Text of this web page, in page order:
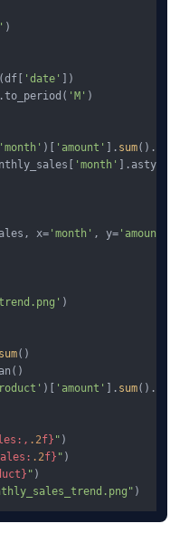
)
'date'
])
'M' )
'month' )[ 'amount' ]. sum
'month' ].astype(
x= 'month' , y= 'amount'
)
sum()
)[ 'amount' ]. sum
.2f} "
.2f} "
"